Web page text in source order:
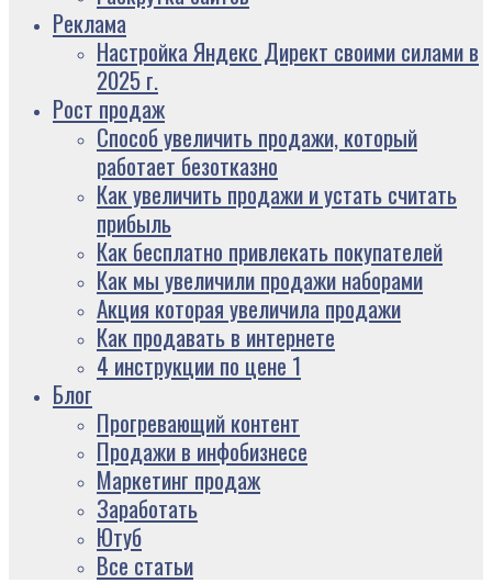
Реклама
Настройка Яндекс Директ своими силами в
2025 г.
Рост продаж
Способ увеличить продажи, который
работает безотказно
Как увеличить продажи и устать считать
прибыль
Как бесплатно привлекать покупателей
Как мы увеличили продажи наборами
Акция которая увеличила продажи
Как продавать в интернете
4 инструкции по цене 1
Блог
Прогревающий контент
Продажи в инфобизнесе
Маркетинг продаж
Заработать
Ютуб
Все статьи